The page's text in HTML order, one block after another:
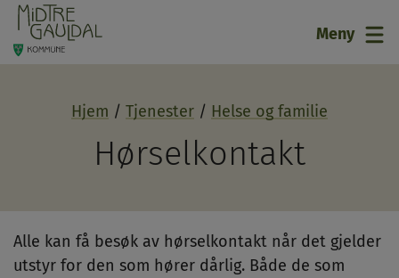
21 Meny
Hjem Tjenester Helse og familie
Hørselkontakt
Alle kan få besøk av hørselkontakt når det gjelder
utstyr for den som hører dårlig. Både de som